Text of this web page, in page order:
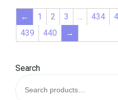
← 1 2 3 … 434
439
440 →
Search